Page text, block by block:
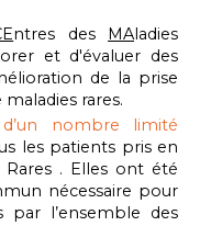
ntres des MAladies
et d'évaluer des
de la prise
rares.
d’un nombre limité
les patients pris en
Rares . Elles ont été
nécessaire pour
par l’ensemble des